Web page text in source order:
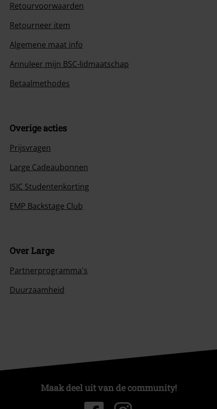
Retourvoorwaarden
Retourneer item
Algemene maat info
Annuleer mijn BSC-lidmaatschap
Betaalmethodes
Overige acties
Prijsvragen
Large Cadeaubonnen
ISIC Studentenkorting
EMP Backstage Club
Over Large
Partnerprogramma's
Duurzaamheid
Maak deel uit van de community!